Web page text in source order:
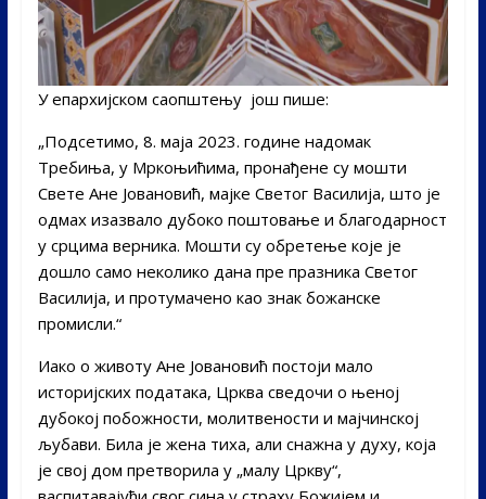
У епархијском саопштењу још пише:
„Подсетимо, 8. маја 2023. године надомак
Требиња, у Мркоњићима, пронађене су мошти
Свете Ане Јовановић, мајке Светог Василија, што је
одмах изазвало дубоко поштовање и благодарност
у срцима верника. Мошти су обретење које је
дошло само неколико дана пре празника Светог
Василија, и протумачено као знак божанске
промисли.“
Иако о животу Ане Јовановић постоји мало
историјских података, Црква сведочи о њеној
дубокој побожности, молитвености и мајчинској
љубави. Била је жена тиха, али снажна у духу, која
је свој дом претворила у „малу Цркву“,